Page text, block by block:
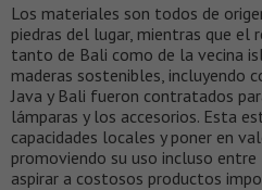
Los materiales son todos de
piedras del lugar, mientras que
tanto de Bali como de la vecina
maderas sostenibles, incluyendo
Java y Bali fueron contratados
lámparas y los accesorios. Esta
capacidades locales y poner en
promoviendo su uso incluso
aspirar a costosos productos